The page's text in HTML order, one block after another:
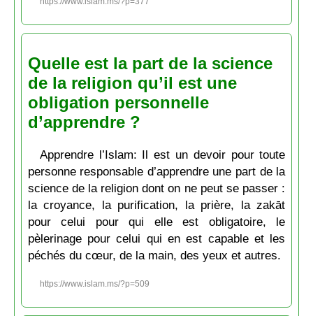
Quelle est la part de la science
de la religion qu’il est une
obligation personnelle
d’apprendre ?
Apprendre l’Islam: Il est un devoir pour toute
personne responsable d’apprendre une part de la
science de la religion dont on ne peut se passer :
la croyance, la purification, la prière, la zakāt
pour celui pour qui elle est obligatoire, le
pèlerinage pour celui qui en est capable et les
péchés du cœur, de la main, des yeux et autres.
https://www.islam.ms/?p=509